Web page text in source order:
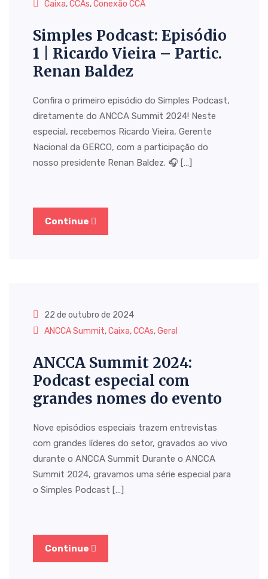
Caixa,CCAs,Conexão CCA
Simples Podcast: Episódio
1 | Ricardo Vieira – Partic.
Renan Baldez
Confira o primeiro episódio do Simples Podcast,
diretamente do ANCCA Summit 2024! Neste
especial, recebemos Ricardo Vieira, Gerente
Nacional da GERCO, com a participação do
nosso presidente Renan Baldez. 🎧 […]
Continue
22 de outubro de 2024
ANCCA Summit,Caixa,CCAs,Geral
ANCCA Summit 2024:
Podcast especial com
grandes nomes do evento
Nove episódios especiais trazem entrevistas
com grandes líderes do setor, gravados ao vivo
durante o ANCCA Summit Durante o ANCCA
Summit 2024, gravamos uma série especial para
o Simples Podcast […]
Continue